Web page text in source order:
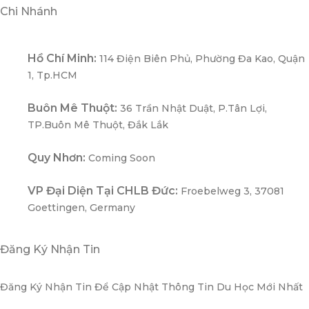
Chi Nhánh
Hồ Chí Minh: 114 Điện Biên Phủ, Phường Đa Kao, Quận
1, Tp.HCM
Buôn Mê Thuột: 36 Trần Nhật Duật, P.Tân Lợi,
TP.Buôn Mê Thuột, Đắk Lắk
Quy Nhơn: Coming Soon
VP Đại Diện Tại CHLB Đức: Froebelweg 3, 37081
Goettingen, Germany
Đăng Ký Nhận Tin
Đăng Ký Nhận Tin Để Cập Nhật Thông Tin Du Học Mới Nhất